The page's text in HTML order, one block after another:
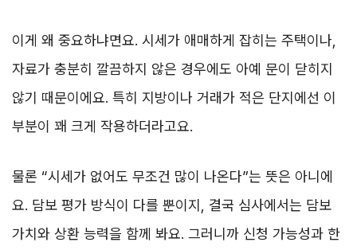
이게 왜 중요하냐면요. 시세가 애매하게 잡히는 주택이나,
자료가 충분히 깔끔하지 않은 경우에도 아예 문이 닫히지
않기 때문이에요. 특히 지방이나 거래가 적은 단지에선 이
부분이 꽤 크게 작용하더라고요.
물론 “시세가 없어도 무조건 많이 나온다”는 뜻은 아니에
요. 담보 평가 방식이 다를 뿐이지, 결국 심사에서는 담보
가치와 상환 능력을 함께 봐요. 그러니까 신청 가능성과 한